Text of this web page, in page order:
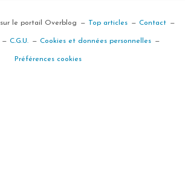
sur le portail Overblog Top articles Contact
C.G.U. Cookies et données personnelles
Préférences cookies